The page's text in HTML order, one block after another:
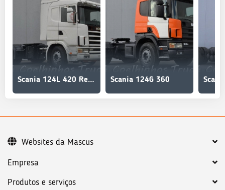
Scania 124L 420 Retarder Scania 124G 360
Empresa
Produtos e serviços
Websites da Mascus